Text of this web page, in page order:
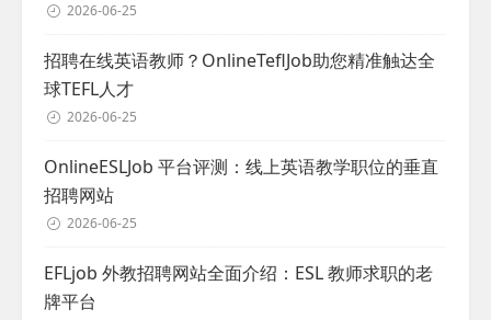
2026-06-25
招聘在线英语教师？OnlineTeflJob助您精准触达全
球TEFL人才
2026-06-25
OnlineESLJob 平台评测：线上英语教学职位的垂直
招聘网站
2026-06-25
EFLjob 外教招聘网站全面介绍：ESL 教师求职的老
牌平台